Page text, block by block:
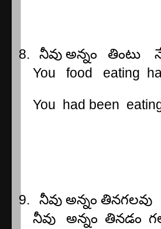
8. నీవు అన్నం తింటు
You
food eating
You had been
9. నీవు అన్నం తినగలవు
నీవు
అన్నం తినడం